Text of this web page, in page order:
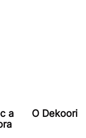
a
O Dekoori